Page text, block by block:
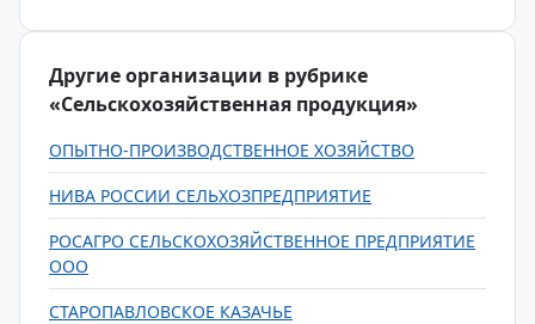
Другие организации в рубрике
«Сельскохозяйственная продукция»
ОПЫТНО-ПРОИЗВОДСТВЕННОЕ ХОЗЯЙСТВО
НИВА РОССИИ СЕЛЬХОЗПРЕДПРИЯТИЕ
РОСАГРО СЕЛЬСКОХОЗЯЙСТВЕННОЕ ПРЕДПРИЯТИЕ
ООО
СТАРОПАВЛОВСКОЕ КАЗАЧЬЕ